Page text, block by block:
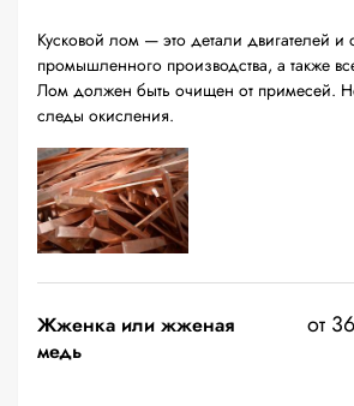
Кусковой лом — это детали двигателей и
промышленного производства, а также
Лом должен быть очищен от примесей.
следы окисления.
Жженка или жженая
медь
от